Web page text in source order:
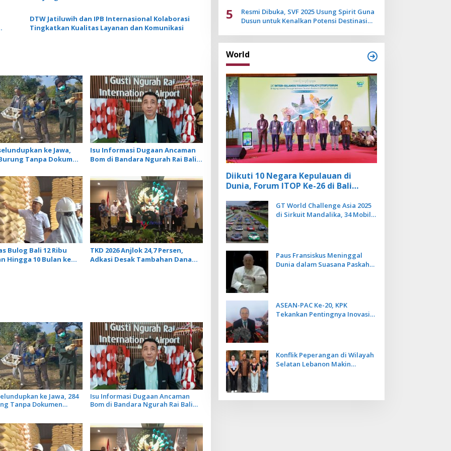
DTW Jatiluwih dan IPB Internasional Kolaborasi
Tingkatkan Kualitas Layanan dan Komunikasi
ke Jawa,
Tanpa Dokumen
Isu Informasi Dugaan Ancaman
Bom di Bandara Ngurah Rai Bali
Penerbangan Lancar
Bulog Bali 12 Ribu
Hingga 10 Bulan ke
TKD 2026 Anjlok 24,7 Persen,
Adkasi Desak Tambahan Dana
ke Jawa, 284
Tanpa Dokumen
Isu Informasi Dugaan Ancaman
Bom di Bandara Ngurah Rai Bali
5
Resmi Dibuka, SVF 2025 Usung Spirit Guna
Dusun untuk Kenalkan Potensi Destinasi
World
Diikuti 10 Negara Kepulauan di
Dunia, Forum ITOP Ke-26 di Bali
Berbasis Alam dan Budaya
GT World Challenge Asia 2025
di Sirkuit Mandalika, 34 Mobil
Paus Fransiskus Meninggal
Dunia dalam Suasana Paskah
ASEAN-PAC Ke-20, KPK
Tekankan Pentingnya Inovasi
Konflik Peperangan di Wilayah
Selatan Lebanon Makin